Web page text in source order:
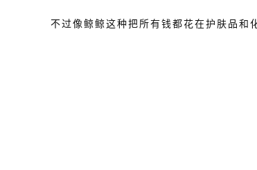
不过像鲸鲸这种把所有钱都花在护肤品和